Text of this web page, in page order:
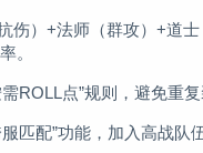
伤）+法师（群攻）+道
。
ROLL点”规则，避免重复
匹配”功能，加入高战队